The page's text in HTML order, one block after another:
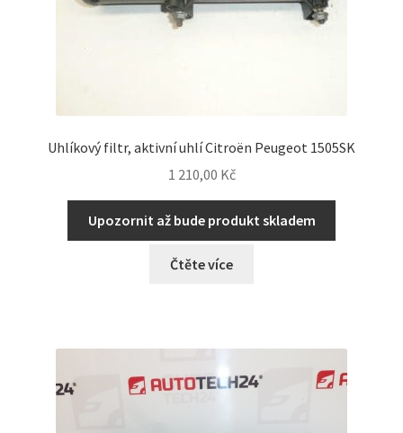
Uhlíkový filtr, aktivní uhlí Citroën Peugeot 1505SK
1 210,00 Kč
Upozornit až bude produkt skladem
Čtěte více